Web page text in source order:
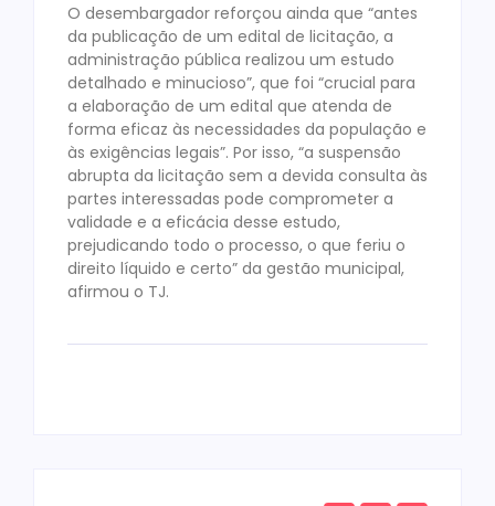
O desembargador reforçou ainda que “antes
da publicação de um edital de licitação, a
administração pública realizou um estudo
detalhado e minucioso”, que foi “crucial para
a elaboração de um edital que atenda de
forma eficaz às necessidades da população e
às exigências legais”. Por isso, “a suspensão
abrupta da licitação sem a devida consulta às
partes interessadas pode comprometer a
validade e a eficácia desse estudo,
prejudicando todo o processo, o que feriu o
direito líquido e certo” da gestão municipal,
afirmou o TJ.